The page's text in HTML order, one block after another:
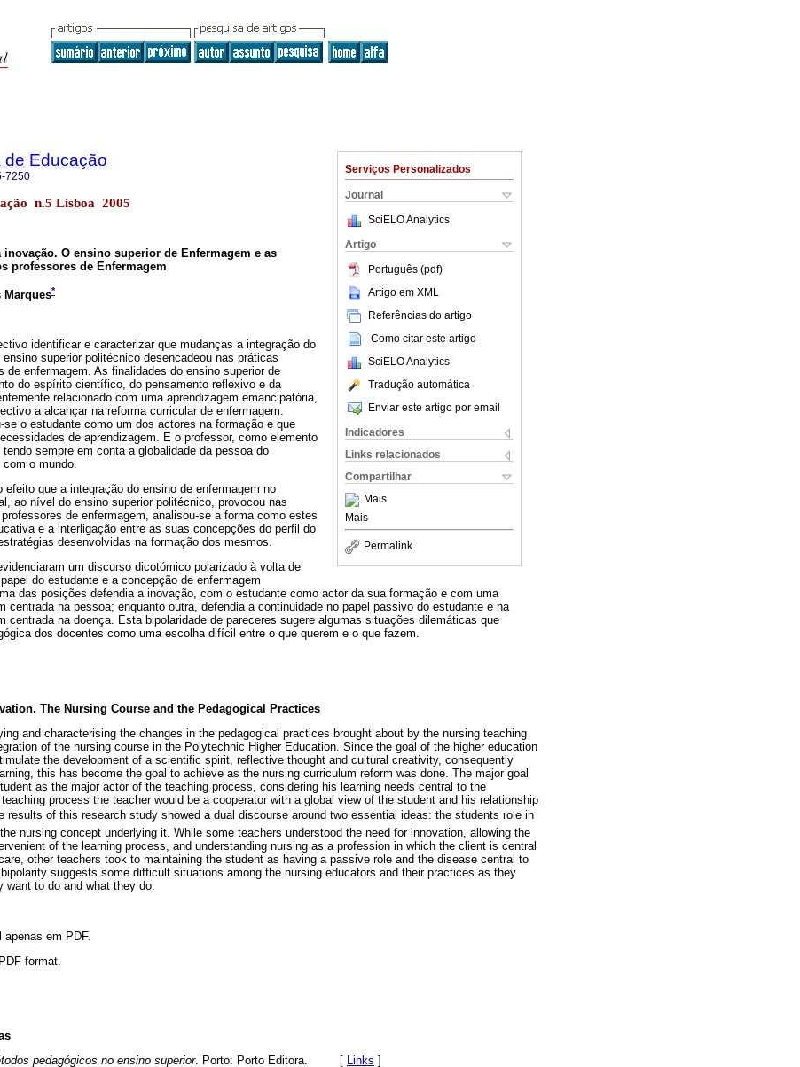
Serviços Personalizados
Journal
SciELO Analytics
Artigo
Português (pdf)
Artigo em XML
Referências do artigo
Como citar este artigo
SciELO Analytics
Tradução automática
Enviar este artigo por email
Indicadores
Links relacionados
Compartilhar
Mais
Mais
Permalink
de Educação
7250
n.5 Lisboa 2005
inovação. O ensino superior de Enfermagem e as
professores de Enfermagem
Marques*
identificar e caracterizar que mudanças a integração do
superior politécnico desencadeou nas práticas
de enfermagem. As finalidades do ensino superior de
do espírito científico, do pensamento reflexivo e da
relacionado com uma aprendizagem emancipatória,
a alcançar na reforma curricular de enfermagem.
se o estudante como um dos actores na formação e que
de aprendizagem. E o professor, como elemento
sempre em conta a globalidade da pessoa do
o mundo.
efeito que a integração do ensino de enfermagem no
ao nível do ensino superior politécnico, provocou nas
de enfermagem, analisou-se a forma como estes
e a interligação entre as suas concepções do perfil do
desenvolvidas na formação dos mesmos.
um discurso dicotómico polarizado à volta de
do estudante e a concepção de enfermagem
das posições defendia a inovação, com o estudante como actor da sua formação e com uma
centrada na pessoa; enquanto outra, defendia a continuidade no papel passivo do estudante e na
centrada na doença. Esta bipolaridade de pareceres sugere algumas situações dilemáticas que
dos docentes como uma escolha difícil entre o que querem e o que fazem.
The Nursing Course and the Pedagogical Practices
and characterising the changes in the pedagogical practices brought about by the nursing teaching
of the nursing course in the Polytechnic Higher Education. Since the goal of the higher education
the development of a scientific spirit, reflective thought and cultural creativity, consequently
this has become the goal to achieve as the nursing curriculum reform was done. The major goal
as the major actor of the teaching process, considering his learning needs central to the
process the teacher would be a cooperator with a global view of the student and his relationship
results of this research study showed a dual discourse around two essential ideas: the students role in
nursing concept underlying it. While some teachers understood the need for innovation, allowing the
of the learning process, and understanding nursing as a profession in which the client is central
other teachers took to maintaining the student as having a passive role and the disease central to
suggests some difficult situations among the nursing educators and their practices as they
want to do and what they do.
em PDF.
format.
pedagógicos no ensino superior. Porto: Porto Editora. [ Links ]